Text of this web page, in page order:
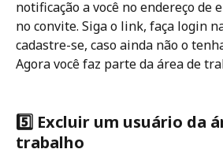
notificação a você no endereço de
no convite. Siga o link, faça login
cadastre-se, caso ainda não o
Agora você faz parte da área de
5️⃣ Excluir um usuário da
trabalho